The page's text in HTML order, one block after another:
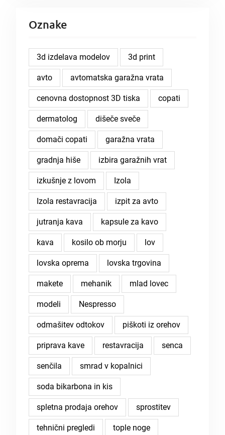
Oznake
3d izdelava modelov 3d print
avto avtomatska garažna vrata
cenovna dostopnost 3D tiska copati
dermatolog dišeče sveče
domači copati garažna vrata
gradnja hiše izbira garažnih vrat
izkušnje z lovom Izola
Izola restavracija izpit za avto
jutranja kava kapsule za kavo
kava kosilo ob morju lov
lovska oprema lovska trgovina
makete mehanik mlad lovec
modeli Nespresso
odmašitev odtokov piškoti iz orehov
priprava kave restavracija senca
senčila smrad v kopalnici
soda bikarbona in kis
spletna prodaja orehov sprostitev
tehnični pregledi tople noge